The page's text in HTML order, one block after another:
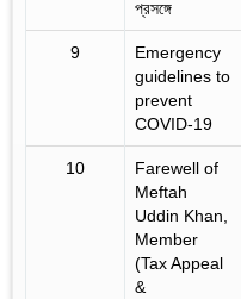
প্রসঙ্গে
9
Emergency
guidelines to
prevent
COVID-19
10
Farewell of
Meftah
Uddin Khan,
Member
(Tax Appeal
&